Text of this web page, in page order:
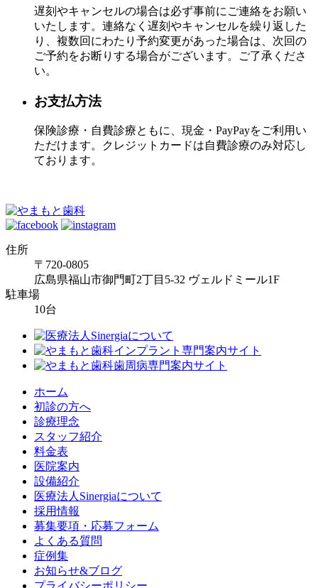
遅刻やキャンセルの場合は必ず事前にご連絡をお願い
いたします。連絡なく遅刻やキャンセルを繰り返した
り、複数回にわたり予約変更があった場合は、次回の
ご予約をお断りする場合がございます。ご了承くださ
い。
お支払方法
保険診療・自費診療ともに、現金・PayPayをご利用い
ただけます。クレジットカードは自費診療のみ対応し
ております。
住所
〒720-0805
広島県福山市御門町2丁目5-32 ヴェルドミール1F
駐車場
10台
ホーム
初診の方へ
診療理念
スタッフ紹介
料金表
医院案内
設備紹介
医療法人Sinergiaについて
採用情報
募集要項・応募フォーム
よくある質問
症例集
お知らせ&ブログ